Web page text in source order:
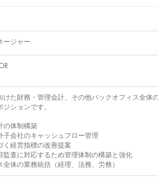
ージャー
けた財務・管理会計、その他バックオフィス全体
ションです。
の体制構築
子会社のキャッシュフロー管理
く経営指標の改善提案
監査に対応するため管理体制の構築と強化
全体の業務統括（経理、法務、労務）